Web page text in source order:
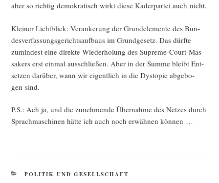
aber so rich­tig demo­kra­tisch wirkt die­se Kader­par­tei auch nicht.
Klei­ner Licht­blick: Ver­an­ke­rung der Grund­ele­men­te des Bun­
des­ver­fas­sungs­ge­richts­auf­baus im Grund­ge­setz. Das dürf­te
zumin­dest eine direk­te Wie­der­ho­lung des Supre­me-Court-Mas­
sa­kers erst ein­mal aus­schlie­ßen. Aber in der Sum­me bleibt Ent­
set­zen dar­über, wann wir eigent­lich in die Dys­to­pie abge­bo­
gen sind.
P.S.: Ach ja, und die zuneh­men­de Über­nah­me des Net­zes durch
Sprach­ma­schi­nen hät­te ich auch noch erwäh­nen können …
KATEGORIEN
POLITIK UND GESELLSCHAFT